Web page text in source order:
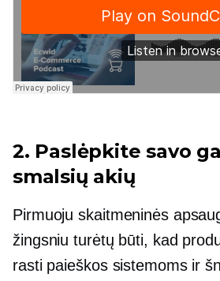
2. Paslėpkite savo
smalsių akių
Pirmuoju skaitmeninės
žingsniu turėtų būti, kad
rasti paieškos sistemoms ir